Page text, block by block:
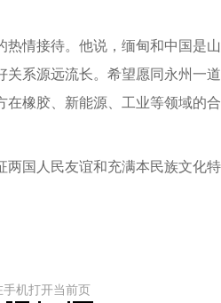
热情接待。他说，缅甸和中国是山
关系源远流长。希望愿同永州一道
在橡胶、新能源、工业等领域的合
两国人民友谊和充满本民族文化特
手机打开当前页